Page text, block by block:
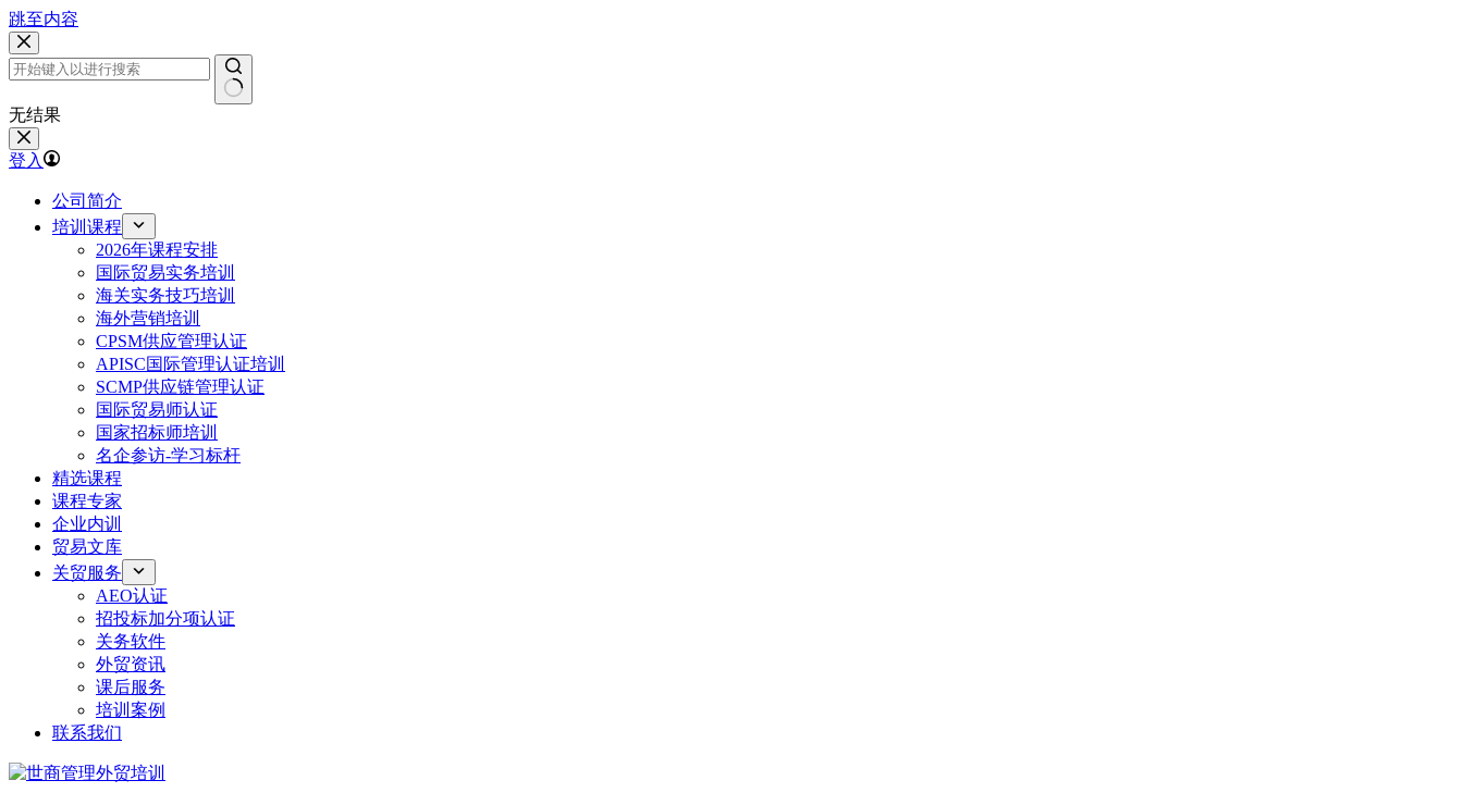
跳至内容
无结果
登入
公司简介
培训课程
2026年课程安排
国际贸易实务培训
海关实务技巧培训
海外营销培训
CPSM供应管理认证
APISC国际管理认证培训
SCMP供应链管理认证
国际贸易师认证
国家招标师培训
名企参访-学习标杆
精选课程
课程专家
企业内训
贸易文库
关贸服务
AEO认证
招投标加分项认证
关务软件
外贸资讯
课后服务
培训案例
联系我们